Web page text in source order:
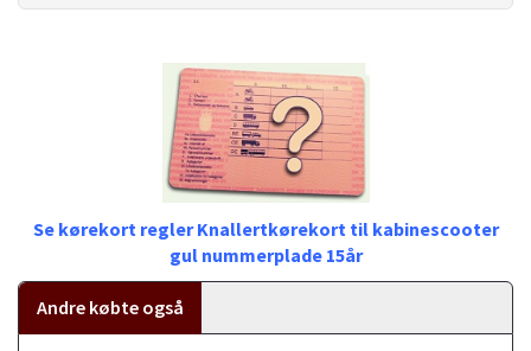
Se kørekort regler Knallertkørekort til kabinescooter
gul nummerplade 15år
Andre købte også